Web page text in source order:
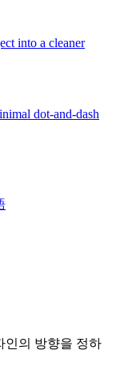
into a cleaner
dot-and-dash
인의 방향을 정하